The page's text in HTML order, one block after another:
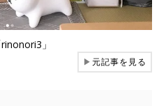
」
▶元記事を見る